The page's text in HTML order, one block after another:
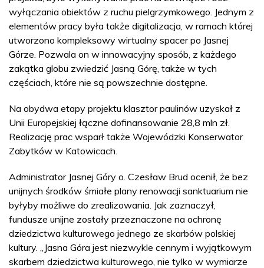
wyłączania obiektów z ruchu pielgrzymkowego. Jednym z
elementów pracy była także digitalizacja, w ramach której
utworzono kompleksowy wirtualny spacer po Jasnej
Górze. Pozwala on w innowacyjny sposób, z każdego
zakątka globu zwiedzić Jasną Górę, także w tych
częściach, które nie są powszechnie dostępne.
Na obydwa etapy projektu klasztor paulinów uzyskał z
Unii Europejskiej łączne dofinansowanie 28,8 mln zł.
Realizację prac wsparł także Wojewódzki Konserwator
Zabytków w Katowicach.
Administrator Jasnej Góry o. Czesław Brud ocenił, że bez
unijnych środków śmiałe plany renowacji sanktuarium nie
byłyby możliwe do zrealizowania. Jak zaznaczył,
fundusze unijne zostały przeznaczone na ochronę
dziedzictwa kulturowego jednego ze skarbów polskiej
kultury. „Jasna Góra jest niezwykle cennym i wyjątkowym
skarbem dziedzictwa kulturowego, nie tylko w wymiarze